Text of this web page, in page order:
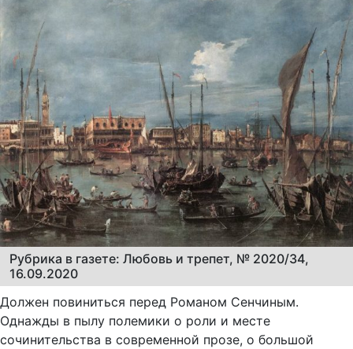
Рубрика в газете: Любовь и трепет, № 2020/34,
16.09.2020
Должен повиниться перед Романом Сенчиным.
Однажды в пылу полемики о роли и месте
сочинительства в современной прозе, о большой